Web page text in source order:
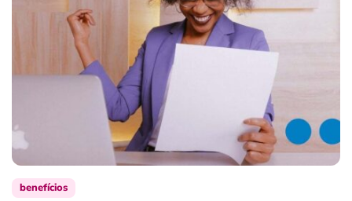
benefícios